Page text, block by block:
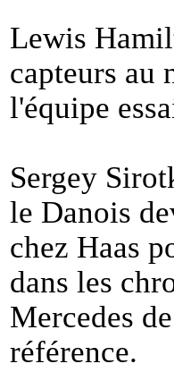
Lewis
capteurs au
l'équipe
Sergey
le Danois
chez Haas
dans les
Mercedes
référence.